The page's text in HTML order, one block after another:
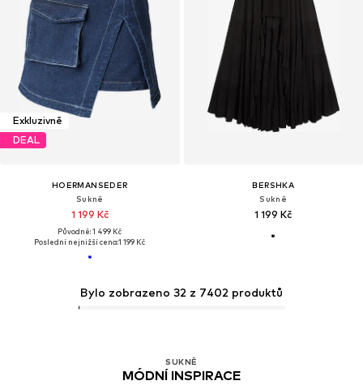
Exkluzivně
DEAL
HOERMANSEDER
Sukně
1 199 Kč
Původně: 1 499 Kč
Poslední nejnižší cena:1 199 Kč
BERSHKA
Sukně
1 199 Kč
Bylo zobrazeno 32 z 7402 produktů
SUKNĚ
MÓDNÍ INSPIRACE